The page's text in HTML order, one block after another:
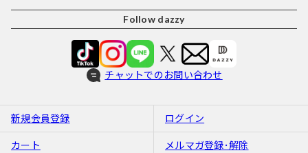
Follow dazzy
チャットでのお問い合わせ
新規会員登録 ログイン
カート メルマガ登録･解除